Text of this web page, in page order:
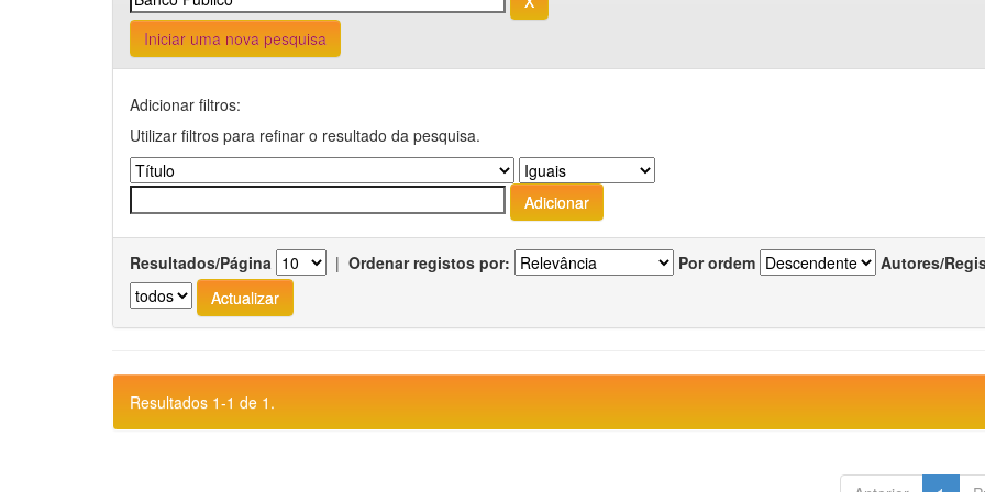
Iniciar uma nova pesquisa
Adicionar filtros:
Utilizar filtros para refinar o resultado da pesquisa.
Resultados/Página | Ordenar registos por: Por ordem Autores/
Resultados 1-1 de 1.